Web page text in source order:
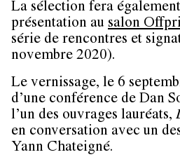
La sélection fera
présentation au salon
série de rencontres et
novembre 2020).
Le vernissage, le 6
d’une conférence de Dan
l’un des ouvrages lauréats,
en conversation avec un
Yann Chateigné.